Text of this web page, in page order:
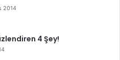
2014
4 Şey!